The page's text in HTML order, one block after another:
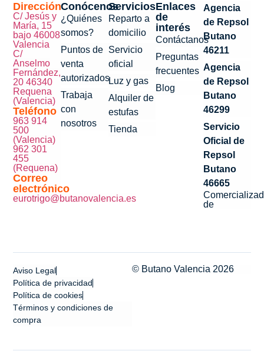
Dirección
C/ Jesús y
María, 15
bajo 46008
Valencia
C/
Anselmo
Fernández,
20 46340
Requena
(Valencia)
Teléfono
963 914
500
(Valencia)
962 301
455
(Requena)
Correo
electrónico
eurotrigo@butanovalencia.es
Conócenos
¿Quiénes
somos?
Puntos de
venta
autorizados
Trabaja
con
nosotros
Servicios
Reparto a
domicilio
Servicio
oficial
Luz y gas
Alquiler de
estufas
Tienda
Enlaces
de
interés
Contáctanos
Preguntas
frecuentes
Blog
Agencia
de Repsol
Butano
46211
Agencia
de Repsol
Butano
46299
Servicio
Oficial de
Repsol
Butano
46665
de
Aviso Legal
Política de privacidad
Política de cookies
Términos y condiciones de
compra
© Butano Valencia 2026